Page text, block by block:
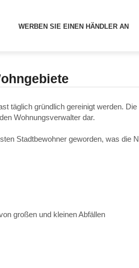
WERBEN SIE EINEN HÄNDLER AN
täglich gründlich gereinigt werden.
Wohnungsverwalter dar.
Stadtbewohner geworden, was die
großen und kleinen Abfällen